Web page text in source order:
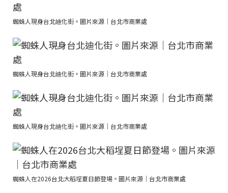
蜘蛛人現身台北迪化街。圖片來源｜台北市商業處
蜘蛛人現身台北迪化街。圖片來源｜台北市商業處
蜘蛛人現身台北迪化街。圖片來源｜台北市商業處
蜘蛛人在2026台北大稻埕夏日節登場。圖片來源｜台北市商業處